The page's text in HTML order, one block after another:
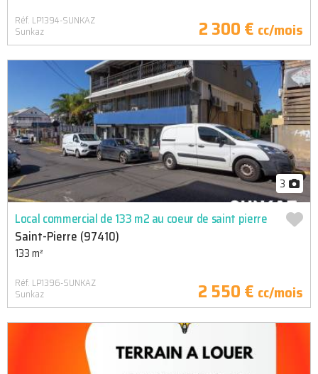
Réf. LP1394-SUNKAZ
Sunkaz 2 300 € cc/mois
3
Local commercial de 133 m2 au coeur de saint pierre
Saint-Pierre (97410)
133 m²
Réf. LP1396-SUNKAZ
Sunkaz 2 550 € cc/mois